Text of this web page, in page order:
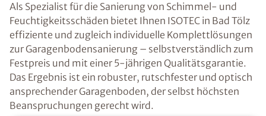
Als Spezialist für die Sanierung von Schimmel- und
Feuchtigkeitsschäden bietet Ihnen ISOTEC in Bad Tölz
effiziente und zugleich individuelle Komplettlösungen
zur Garagenbodensanierung – selbstverständlich zum
Festpreis und mit einer 5-jährigen Qualitätsgarantie.
Das Ergebnis ist ein robuster, rutschfester und optisch
ansprechender Garagenboden, der selbst höchsten
Beanspruchungen gerecht wird.